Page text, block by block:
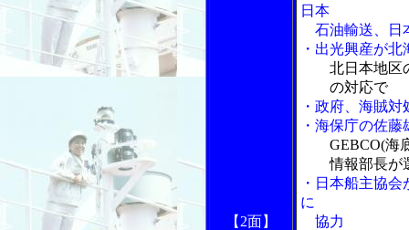
【2面】
日本
石油輸送、日
・出光興産が
北日本地区
の対応で
・政府、海賊
・海保庁の佐
GEBCO(海
情報部長が
・日本船主協
に
協力